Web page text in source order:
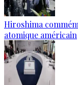
Hiroshima
atomique américain